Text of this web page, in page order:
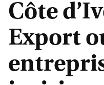
Côte
Export